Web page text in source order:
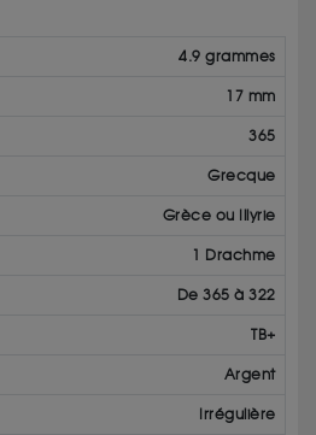
4.9 grammes
17 mm
365
Grecque
Grèce ou Illyrie
1 Drachme
De 365 à 322
TB+
Argent
Irrégulière